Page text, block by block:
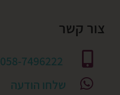
צור קשר
058-7496222
שלחו הודעה